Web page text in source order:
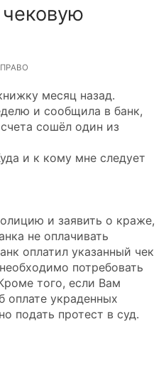
месяц назад.
и сообщила в банк,
сошёл один из
и к кому мне следует
и заявить о краже,
не оплачивать
оплатил указанный чек
потребовать
того, если Вам
оплате украденных
подать протест в суд.